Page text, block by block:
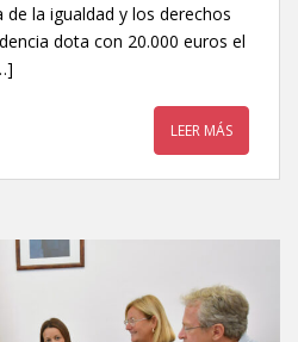
la igualdad y los derechos
dota con 20.000 euros el
LEER MÁS